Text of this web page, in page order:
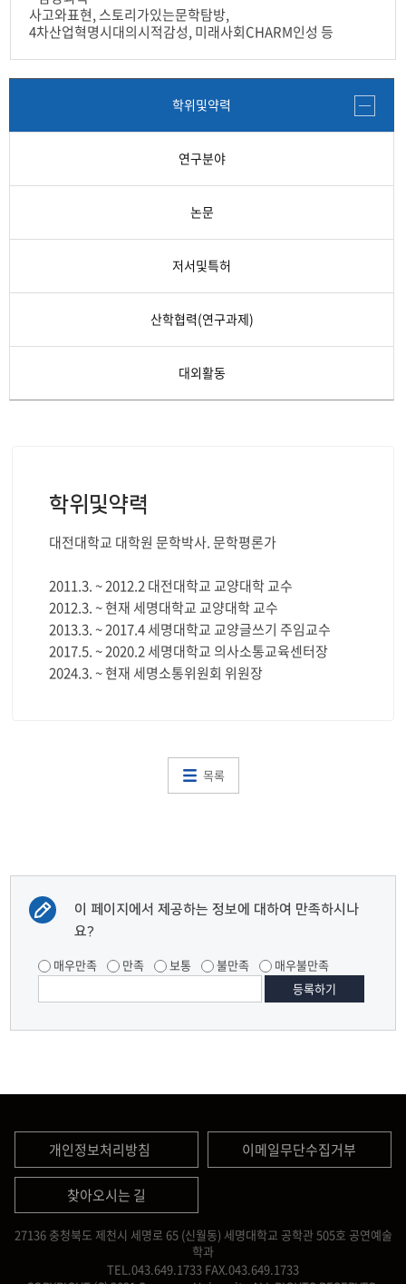
사고와표현, 스토리가있는문학탐방,
4차산업혁명시대의시적감성, 미래사회CHARM인성 등
학위및약력
연구분야
논문
저서및특허
산학협력(연구과제)
대외활동
학위및약력
대전대학교 대학원 문학박사. 문학평론가
2011.3. ~ 2012.2 대전대학교 교양대학 교수
2012.3. ~ 현재 세명대학교 교양대학 교수
2013.3. ~ 2017.4 세명대학교 교양글쓰기 주임교수
2017.5. ~ 2020.2 세명대학교 의사소통교육센터장
2024.3. ~ 현재 세명소통위원회 위원장
목록
이 페이지에서 제공하는 정보에 대하여 만족하시나
요?
매우만족 만족 보통 불만족 매우불만족
개인정보처리방침 이메일무단수집거부
찾아오시는 길
27136 충청북도 제천시 세명로 65 (신월동) 세명대학교 공학관 505호 공연예술
학과
TEL.043.649.1733 FAX.043.649.1733